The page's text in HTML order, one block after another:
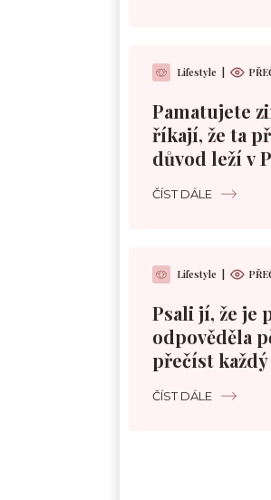
Lifestyle
Pamatujete
říkají, že ta
důvod leží v
ČÍST DÁLE
Lifestyle
Psali jí, že je
odpověděla
přečíst
ČÍST DÁLE